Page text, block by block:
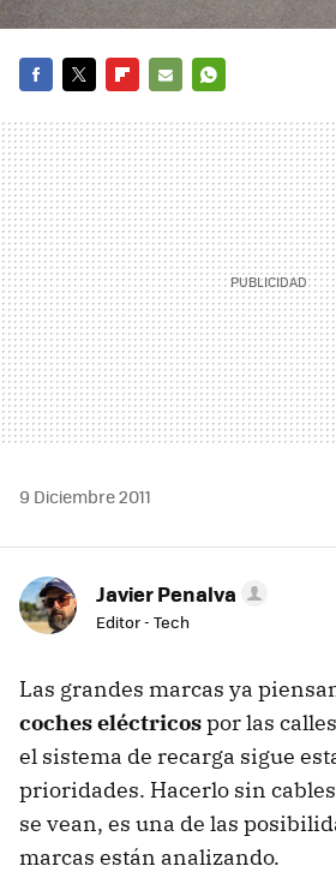
MAIL
9 Diciembre 2011
Javier Penalva
Editor - Tech
Las grandes marcas ya
coches eléctricospor las
el sistema de recarga sigue
prioridades. Hacerlo sin
se vean, es una de las
marcas están analizando.